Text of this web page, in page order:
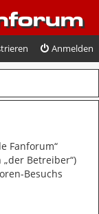
Anmelden
Fanforum“
Betreiber“)
Besuchs